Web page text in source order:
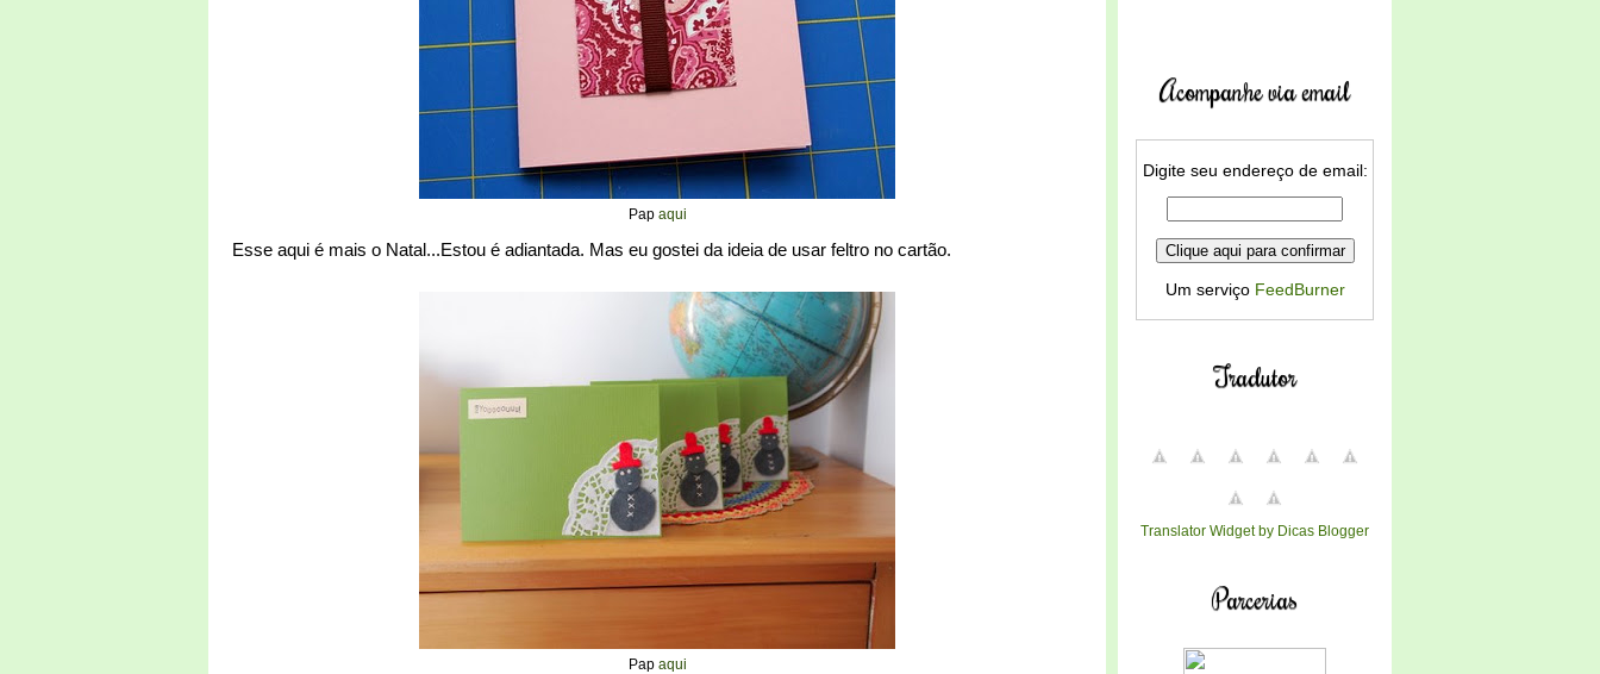
Pap aqui
Esse aqui é mais o Natal...Estou é adiantada. Mas eu gostei da ideia de usar feltro no cartão.
Pap aqui
Acompanhe via email
Digite seu endereço de email:
Um serviço FeedBurner
Tradutor
Translator Widget by Dicas Blogger
Parcerias